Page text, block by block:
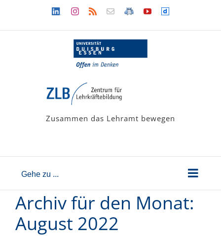
LinkedinInstagram
Rss Newsletter
LehramtsWiki
YouTubeDailymotion
Zusammen das Lehramt bewegen
Gehe zu ...
Archiv für den Monat:
August 2022